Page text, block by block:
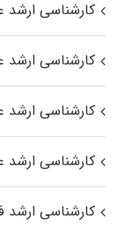
کارشناسی ارشد
کارشناسی ارشد
کارشناسی ارشد
کارشناسی ارشد
کارشناسی ارشد